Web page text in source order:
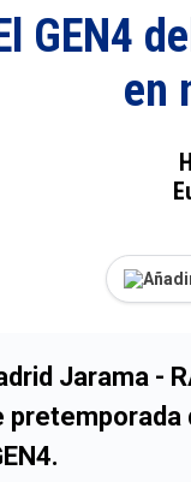
GEN4
en
Jarama -
pretemporada
.